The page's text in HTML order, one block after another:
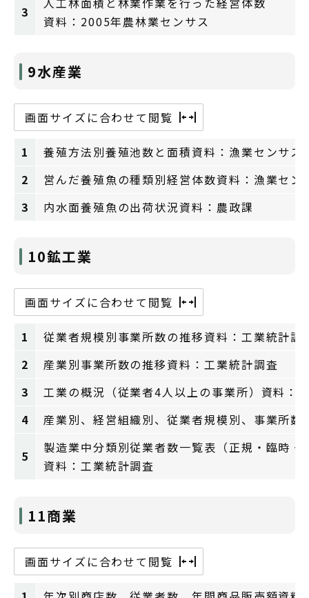
3
資料：2005年農林業センサス
9水産業
画面サイズに合わせて閲覧
1
養殖方法別養殖池数と面積資料：漁業センサス
2
営んだ養殖魚の種類別経営体数資料：漁業セン
3
内水面養殖魚の出荷状況資料：農政課
10鉱工業
画面サイズに合わせて閲覧
1
従業者規模別事業所数の推移資料：工業統計調
2
産業別事業所数の推移資料：工業統計調査
3
工業の概況（従業者4人以上の事業所）資料：
4
産業別、経営組織別、従業者規模別、事業所
5
製造業中分類別従業者数一覧表（正規・臨時・
資料：工業統計調査
11商業
画面サイズに合わせて閲覧